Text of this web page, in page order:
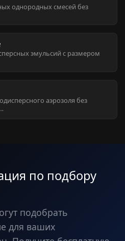
однородных смесей без
эмульсий с размером
аэрозоля без
по подбору
подобрать
для ваших